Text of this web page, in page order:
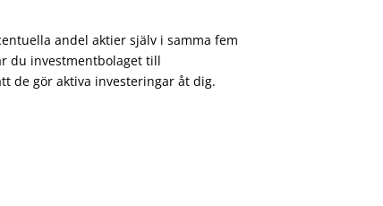
andel aktier själv i samma fem
du investmentbolaget till
de gör aktiva investeringar åt dig.